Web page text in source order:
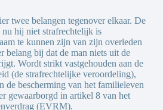
twee belangen tegenover elkaar. De
hij niet strafrechtelijk is
te kunnen zijn van zijn overleden
belang bij dat de man niets uit de
Wordt strikt vastgehouden aan de
(de strafrechtelijke veroordeling),
de bescherming van het familieleven
gewaarborgd in artikel 8 van het
(EVRM).